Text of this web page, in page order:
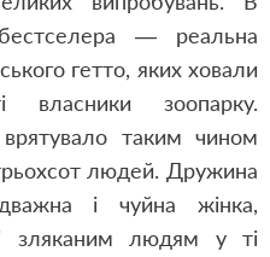
— реальна
гетто, яких ховали
власники зоопарку.
таким чином
людей. Дружина
і чуйна жінка,
зляканим людям у ті